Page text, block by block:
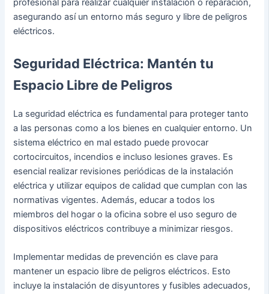
profesional para realizar cualquier instalación o reparación,
asegurando así un entorno más seguro y libre de peligros
eléctricos.
Seguridad Eléctrica: Mantén tu
Espacio Libre de Peligros
La seguridad eléctrica es fundamental para proteger tanto
a las personas como a los bienes en cualquier entorno. Un
sistema eléctrico en mal estado puede provocar
cortocircuitos, incendios e incluso lesiones graves. Es
esencial realizar revisiones periódicas de la instalación
eléctrica y utilizar equipos de calidad que cumplan con las
normativas vigentes. Además, educar a todos los
miembros del hogar o la oficina sobre el uso seguro de
dispositivos eléctricos contribuye a minimizar riesgos.
Implementar medidas de prevención es clave para
mantener un espacio libre de peligros eléctricos. Esto
incluye la instalación de disyuntores y fusibles adecuados,